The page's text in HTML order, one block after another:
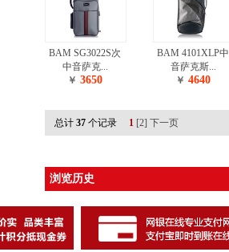
BAM SG3022S次
中音萨克...
￥ 3650
BAM 4101XLP中
音萨克斯...
￥ 4640
总计 37 个记录 1 [2] 下一页
浏览历史